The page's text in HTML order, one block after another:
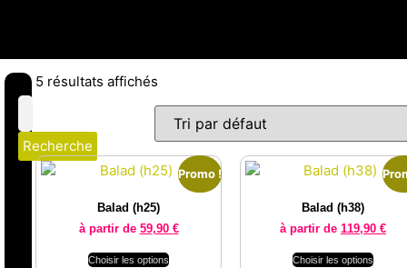
Recherche
5 résultats affichés
Promo !
Balad (h25)
à partir de 59,90 €
Choisir les options
Balad (h38)
à partir de 119,90 €
Choisir les options